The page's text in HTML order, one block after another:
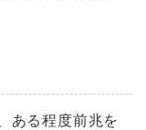
ある程度前兆を